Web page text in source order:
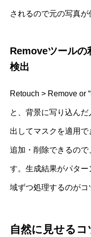
されるので元の写真が
Removeツールの
検出
Retouch > Remove or
と、背景に写り込ん
出してマスクを適用
追加・削除できるので
す。生成結果がパタ
域ずつ処理するのがコ
自然に見せる